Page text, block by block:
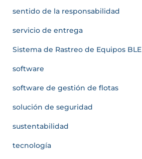
sentido de la responsabilidad
servicio de entrega
Sistema de Rastreo de Equipos BLE
software
software de gestión de flotas
solución de seguridad
sustentabilidad
tecnología